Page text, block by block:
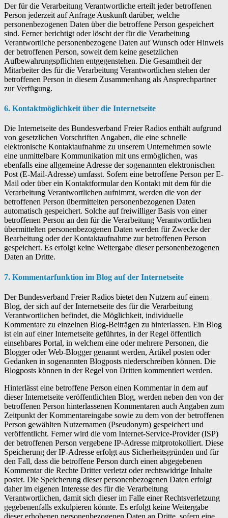
Der für die Verarbeitung Verantwortliche erteilt jeder betroffenen
Person jederzeit auf Anfrage Auskunft darüber, welche
personenbezogenen Daten über die betroffene Person gespeichert
sind. Ferner berichtigt oder löscht der für die Verarbeitung
Verantwortliche personenbezogene Daten auf Wunsch oder Hinweis
der betroffenen Person, soweit dem keine gesetzlichen
Aufbewahrungspflichten entgegenstehen. Die Gesamtheit der
Mitarbeiter des für die Verarbeitung Verantwortlichen stehen der
betroffenen Person in diesem Zusammenhang als Ansprechpartner
zur Verfügung.
6. Kontaktmöglichkeit über die Internetseite
Die Internetseite des Bundesverband Freier Radios enthält aufgrund
von gesetzlichen Vorschriften Angaben, die eine schnelle
elektronische Kontaktaufnahme zu unserem Unternehmen sowie
eine unmittelbare Kommunikation mit uns ermöglichen, was
ebenfalls eine allgemeine Adresse der sogenannten elektronischen
Post (E-Mail-Adresse) umfasst. Sofern eine betroffene Person per E-
Mail oder über ein Kontaktformular den Kontakt mit dem für die
Verarbeitung Verantwortlichen aufnimmt, werden die von der
betroffenen Person übermittelten personenbezogenen Daten
automatisch gespeichert. Solche auf freiwilliger Basis von einer
betroffenen Person an den für die Verarbeitung Verantwortlichen
übermittelten personenbezogenen Daten werden für Zwecke der
Bearbeitung oder der Kontaktaufnahme zur betroffenen Person
gespeichert. Es erfolgt keine Weitergabe dieser personenbezogenen
Daten an Dritte.
7. Kommentarfunktion im Blog auf der Internetseite
Der Bundesverband Freier Radios bietet den Nutzern auf einem
Blog, der sich auf der Internetseite des für die Verarbeitung
Verantwortlichen befindet, die Möglichkeit, individuelle
Kommentare zu einzelnen Blog-Beiträgen zu hinterlassen. Ein Blog
ist ein auf einer Internetseite geführtes, in der Regel öffentlich
einsehbares Portal, in welchem eine oder mehrere Personen, die
Blogger oder Web-Blogger genannt werden, Artikel posten oder
Gedanken in sogenannten Blogposts niederschreiben können. Die
Blogposts können in der Regel von Dritten kommentiert werden.
Hinterlässt eine betroffene Person einen Kommentar in dem auf
dieser Internetseite veröffentlichten Blog, werden neben den von der
betroffenen Person hinterlassenen Kommentaren auch Angaben zum
Zeitpunkt der Kommentareingabe sowie zu dem von der betroffenen
Person gewählten Nutzernamen (Pseudonym) gespeichert und
veröffentlicht. Ferner wird die vom Internet-Service-Provider (ISP)
der betroffenen Person vergebene IP-Adresse mitprotokolliert. Diese
Speicherung der IP-Adresse erfolgt aus Sicherheitsgründen und für
den Fall, dass die betroffene Person durch einen abgegebenen
Kommentar die Rechte Dritter verletzt oder rechtswidrige Inhalte
postet. Die Speicherung dieser personenbezogenen Daten erfolgt
daher im eigenen Interesse des für die Verarbeitung
Verantwortlichen, damit sich dieser im Falle einer Rechtsverletzung
gegebenenfalls exkulpieren könnte. Es erfolgt keine Weitergabe
dieser erhobenen personenbezogenen Daten an Dritte, sofern eine